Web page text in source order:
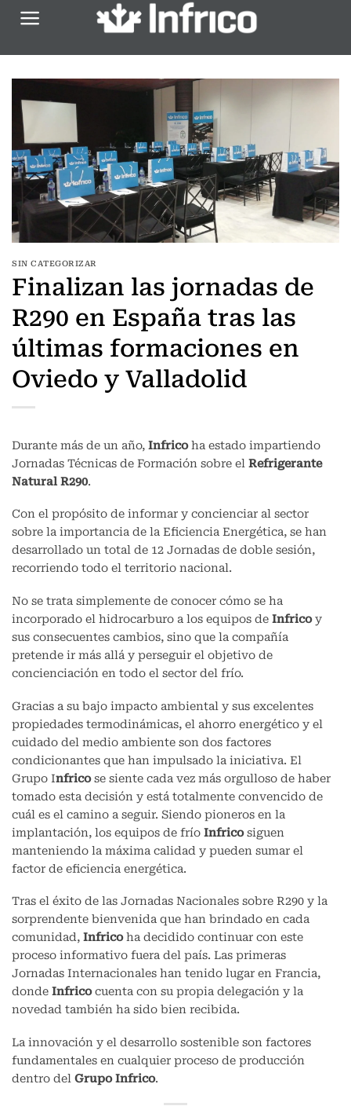
Saltar
SIN CATEGORIZAR
Finalizan las jornadas de
R290 en España tras las
últimas formaciones en
Oviedo y Valladolid
Durante más de un año, Infricoha estado impartiendo
Jornadas Técnicas de Formación sobre el Refrigerante
Natural R290.
Con el propósito de informar y concienciar al sector
sobre la importancia de la Eficiencia Energética, se han
desarrollado un total de 12 Jornadas de doble sesión,
recorriendo todo el territorio nacional.
No se trata simplemente de conocer cómo se ha
incorporado el hidrocarburo a los equipos de Infricoy
sus consecuentes cambios, sino que la compañía
pretende ir más allá y perseguir el objetivo de
concienciación en todo el sector del frío.
Gracias a su bajo impacto ambiental y sus excelentes
propiedades termodinámicas, el ahorro energético y el
cuidado del medio ambiente son dos factores
condicionantes que han impulsado la iniciativa. El
Grupo Infricose siente cada vez más orgulloso de haber
tomado esta decisión y está totalmente convencido de
cuál es el camino a seguir. Siendo pioneros en la
implantación, los equipos de frío Infricosiguen
manteniendo la máxima calidad y pueden sumar el
factor de eficiencia energética.
Tras el éxito de las Jornadas Nacionales sobre R290 y la
sorprendente bienvenida que han brindado en cada
comunidad, Infricoha decidido continuar con este
proceso informativo fuera del país. Las primeras
Jornadas Internacionales han tenido lugar en Francia,
donde Infricocuenta con su propia delegación y la
novedad también ha sido bien recibida.
La innovación y el desarrollo sostenible son factores
fundamentales en cualquier proceso de producción
dentro del Grupo Infrico.